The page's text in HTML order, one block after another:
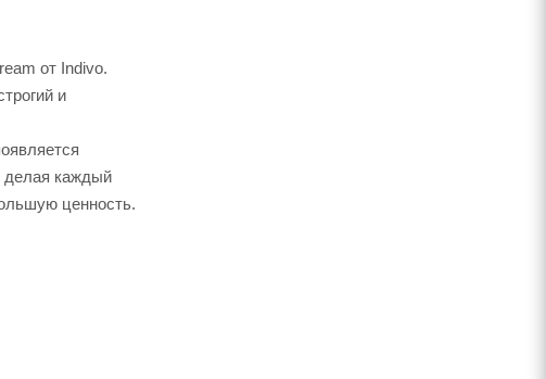
от Indivo.
и
делая каждый
ценность.